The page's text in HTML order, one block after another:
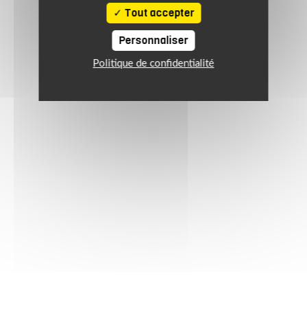
Black Anthracite Red
Tout accepter
Personnaliser
Politique de confidentialité